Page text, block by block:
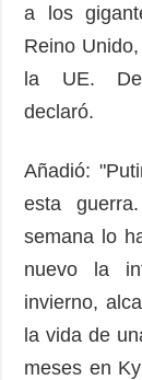
a los
Reino
la UE.
declaró.
Añadió:
esta
semana lo
nuevo la
invierno,
la vida de
meses en